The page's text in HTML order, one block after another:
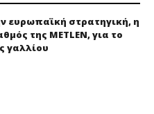
ευρωπαϊκή στρατηγική, η
της METLEN, για το
γαλλίου